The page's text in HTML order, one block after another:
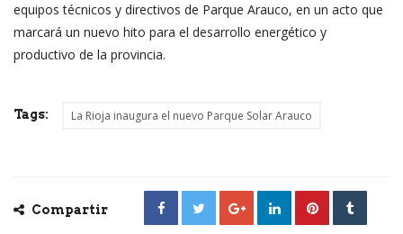
equipos técnicos y directivos de Parque Arauco, en un acto que
marcará un nuevo hito para el desarrollo energético y
productivo de la provincia.
Tags: La Rioja inaugura el nuevo Parque Solar Arauco
Compartir